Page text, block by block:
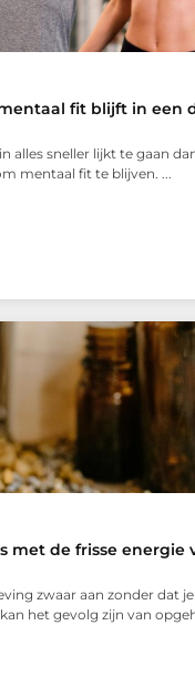
fit blijft in een
alles sneller lijkt te gaan
mentaal fit te blijven. ...
met de frisse energie
zwaar aan zonder dat
het gevolg zijn van